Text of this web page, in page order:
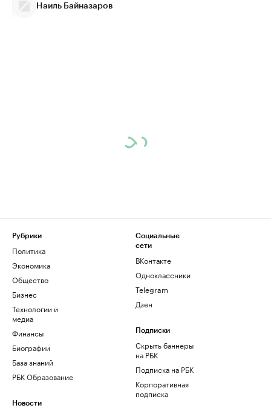
Наиль Байназаров
Рубрики
Политика
Экономика
Общество
Бизнес
Технологии и
медиа
Финансы
Биографии
База знаний
РБК Образование
Новости
Социальные
сети
ВКонтакте
Одноклассники
Telegram
Дзен
Подписки
Скрыть баннеры
на РБК
Подписка на РБК
Корпоративная
подписка